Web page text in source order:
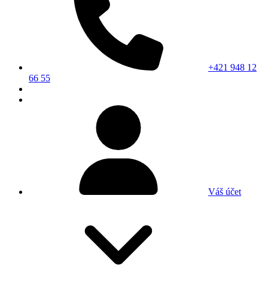
+421 948 12
66 55
Váš účet